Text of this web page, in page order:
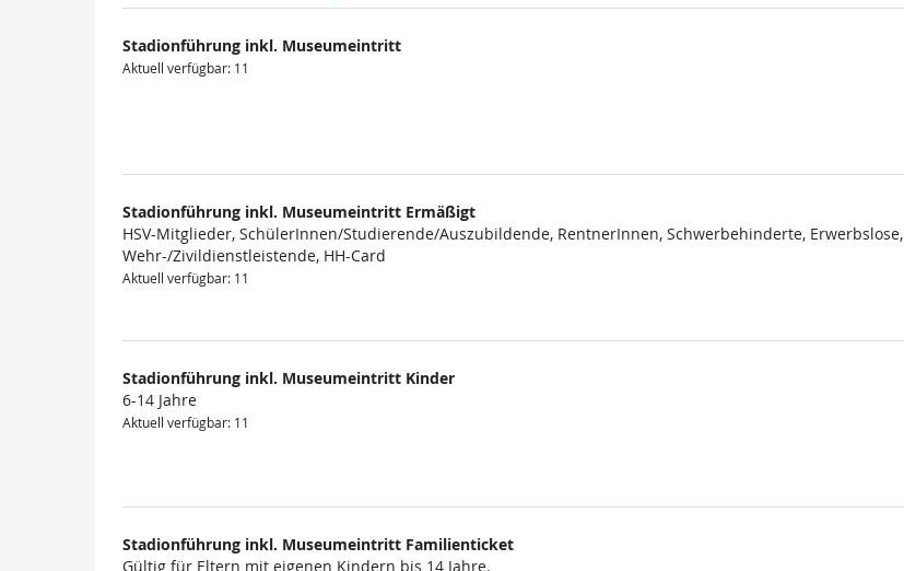
Produkte
Unkategorisierte
Stadionführung inkl. Museumeintritt
Aktuell verfügbar: 11
Stadionführung inkl. Museumeintritt Ermäßigt
HSV-Mitglieder, SchülerInnen/Studierende/Auszubildende, RentnerInnen, Schwerbehinderte, Erwerbslose,
Wehr-/Zivildienstleistende, HH-Card
Aktuell verfügbar: 11
Stadionführung inkl. Museumeintritt Kinder
6-14 Jahre
Aktuell verfügbar: 11
Stadionführung inkl. Museumeintritt Familienticket
Gültig für Eltern mit eigenen Kindern bis 14 Jahre.